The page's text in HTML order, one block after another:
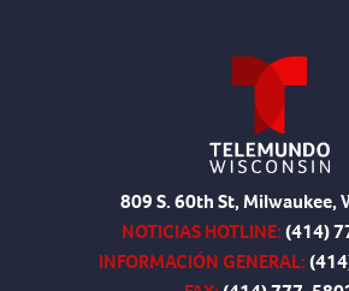
809 S. 60th St, Milwaukee,
NOTICIAS HOTLINE:(414)
INFORMACIÓN GENERAL: